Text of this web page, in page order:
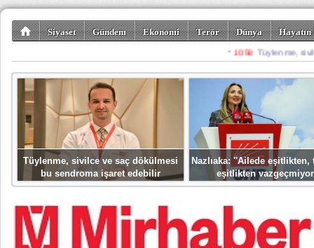
Siyaset Gündem Ekonomi Terör Dünya
Spor Misafir
Tüylenme, sivilce ve saç dökülmesi
bu sendroma işaret edebilir
Nazlıaka: ''Ailede eşitlikten,
eşitlikten